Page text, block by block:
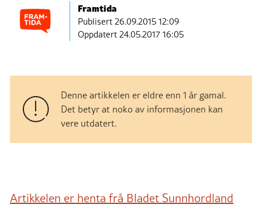
Framtida
Publisert26.09.2015 12:09
Oppdatert 24.05.2017 16:05
Denne artikkelen er eldre enn 1 år gamal.
Det betyr at noko av informasjonen kan
vere utdatert.
Artikkelen er henta frå Bladet Sunnhordland